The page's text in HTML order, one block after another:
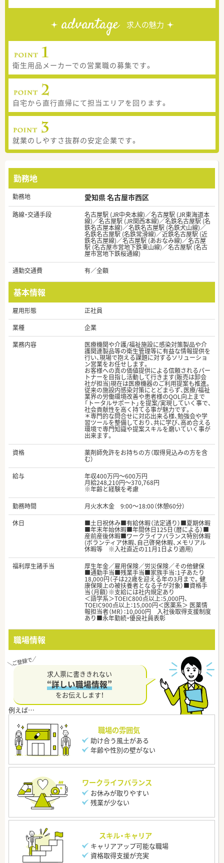
advantage 求人の魅力
衛生用品メーカーでの営業職の募集です。
自宅から直行直帰にて担当エリアを回ります。
就業のしやすさ抜群の安定企業です。
勤務地
勤務地 愛知県 名古屋市西区
路線・交通手段 名古屋駅 (JR中央本線)／名古屋駅 (JR東海道本
線)／名古屋駅 (JR関西本線)／名鉄名古屋駅 (名
鉄名古屋本線)／名鉄名古屋駅 (名鉄犬山線)／
名鉄名古屋駅 (名鉄常滑線)／近鉄名古屋駅 (近
鉄名古屋線)／名古屋駅 (あおなみ線)／名古屋
駅 (名古屋市営地下鉄東山線)／名古屋駅 (名古
屋市営地下鉄桜通線)
通勤交通費
有／全額
基本情報
雇用形態
正社員
業種
企業
業務内容
医療機関や介護/福祉施設に感染対策製品や介
護関連製品等の衛生管理等に有益な情報提供を
行い、現場で抱える課題に対するソリューショ
ン営業をお任せします。
お客様への真の価値提供による信頼されるパー
トナーを目指し活動して行きます(販売は卸会
社が担当)現在は医療機器のご利用提案も推進。
従来の施設内感染対策にとどまらず、医療/福祉
業界の労働環境改善や患者様のQOL向上まで
「トータルサポート」を提案/実現していく事で、
社会貢献性を高く持てる事が魅力です。
＊専門的な問合せに対応出来る様、勉強会や学
習ツールを整備しており、共に学び、高め合える
環境で専門知識や提案スキルを磨いていく事が
出来ます。
資格
薬剤師免許をお持ちの方（取得見込みの方を含
む）
給与
年収400万円～600万円
月給248,210円～370,768円
※年齢と経験を考慮
勤務時間
月火水木金 9:00～18:00（休憩60分）
休日
■土日祝休み■有給休暇（法定通り）■夏期休暇
■年末年始休暇■年間休日125日（暦による）■
産前産後休暇■ワークライフバランス特別休暇
(ボランティア休暇、自己啓発休暇、メモリアル
休暇等 ※入社直近の11月1日より適用)
福利厚生諸手当
厚生年金／雇用保険／労災保険／その他健保
■通勤手当■残業手当■家族手当：1子あたり
18,000円（子は22歳を迎える年の3月まで。健
康保険上の被扶養者となる子が対象）■資格手
当（月額）※支給には社内規定あり
＜語学系＞TOEIC800点以上：5,000円、
TOEIC900点以上：15,000円＜医薬系＞ 医薬情
報担当者（MR）：10,000円 入社後取得支援制度
あり■永年勤続・優良社員表彰
職場情報
求人票に書ききれない
“詳しい職場情報”
をお伝えします！
職場の雰囲気
助け合う風土がある
年齢や性別の壁がない
ワークライフバランス
お休みが取りやすい
残業が少ない
スキル・キャリア
キャリアアップ可能な職場
資格取得支援が充実